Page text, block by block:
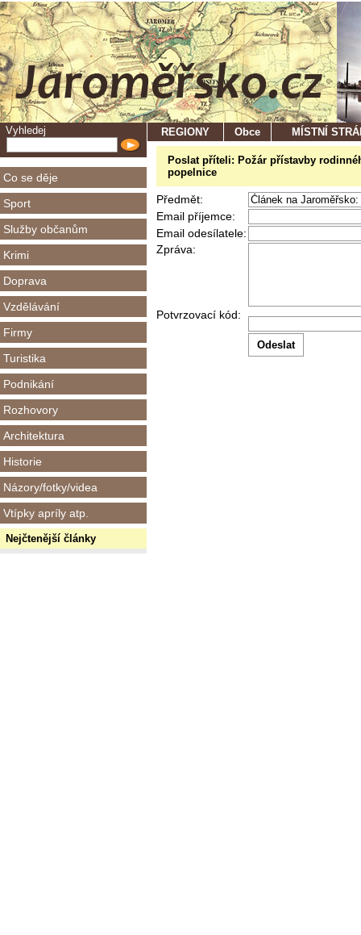
Vyhledej
Co se děje
Sport
Služby občanům
Krimi
Doprava
Vzdělávání
Firmy
Turistika
Podnikání
Rozhovory
Architektura
Historie
Názory/fotky/videa
Vtípky apríly atp.
Nejčtenější články
REGIONY Obce MÍSTNÍ
Poslat příteli: Požár přístavby
popelnice
Předmět:
Email příjemce:
Email odesílatele:
Zpráva:
Potvrzovací kód: